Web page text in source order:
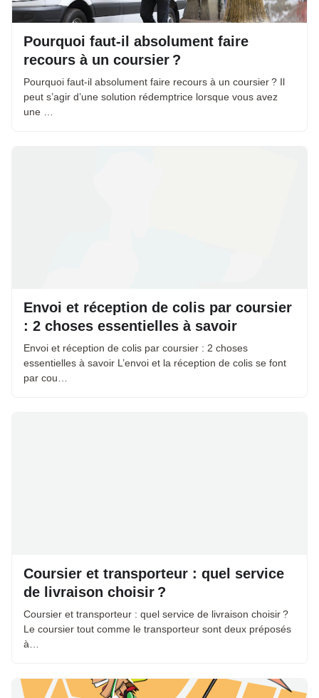
Pourquoi faut-il absolument faire
recours à un coursier ?
Pourquoi faut-il absolument faire recours à un coursier ? Il
peut s’agir d’une solution rédemptrice lorsque vous avez
une …
Envoi et réception de colis par coursier
: 2 choses essentielles à savoir
Envoi et réception de colis par coursier : 2 choses
essentielles à savoir L’envoi et la réception de colis se font
par cou…
Coursier et transporteur : quel service
de livraison choisir ?
Coursier et transporteur : quel service de livraison choisir ?
Le coursier tout comme le transporteur sont deux préposés
à…